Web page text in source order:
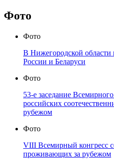
Фото
Фото
В Нижегородской
России и Беларуси
Фото
53-е заседание
российских
рубежом
Фото
VIII Всемирный конгресс
проживающих за рубежом